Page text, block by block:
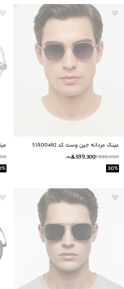
عینک مردانه جین وست کد 51A00482
7,999,000
5,599,300تومانــ
30%
%